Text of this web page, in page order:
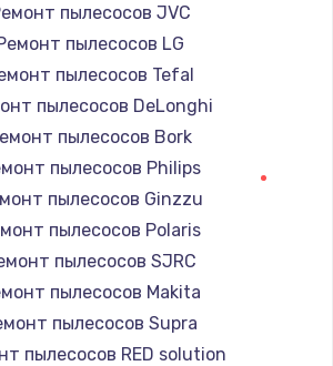
пылесосов JVC
пылесосов LG
пылесосов Tefal
пылесосов DeLonghi
пылесосов Bork
пылесосов Philips
пылесосов Ginzzu
пылесосов Polaris
пылесосов SJRC
пылесосов Makita
пылесосов Supra
пылесосов RED solution